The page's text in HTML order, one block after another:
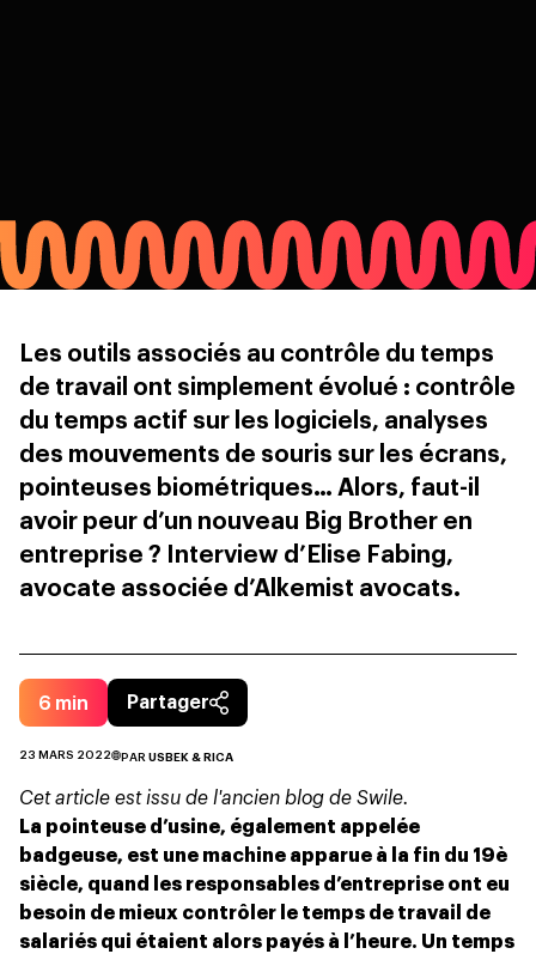
Les outils associés au contrôle du temps
de travail ont simplement évolué : contrôle
du temps actif sur les logiciels, analyses
des mouvements de souris sur les écrans,
pointeuses biométriques… Alors, faut-il
avoir peur d’un nouveau Big Brother en
entreprise ? Interview d’Elise Fabing,
avocate associée d’Alkemist avocats.
6 min Partager
23 MARS 2022 PAR USBEK & RICA
Cet article est issu de l'ancien blog de Swile.
La pointeuse d’usine, également appelée
badgeuse, est une machine apparue à la fin du 19è
siècle, quand les responsables d’entreprise ont eu
besoin de mieux contrôler le temps de travail de
salariés qui étaient alors payés à l’heure. Un temps